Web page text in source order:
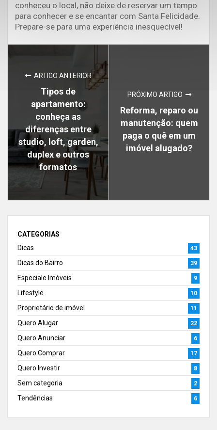
conheceu o local, não deixe de reservar um tempo
para conhecer e se encantar com Santa Felicidade.
Prepare-se para uma experiência inesquecível!
ARTIGO ANTERIOR
Tipos de
apartamento:
conheça as
diferenças entre
studio, loft, garden,
duplex e outros
formatos
PRÓXIMO ARTIGO
Reforma, reparo ou
manutenção: quem
paga o quê em um
imóvel alugado?
CATEGORIAS
Dicas
43
Dicas do Bairro 39
Especiale Imóveis 9
Lifestyle 10
Proprietário de imóvel 11
Quero Alugar 22
Quero Anunciar 6
Quero Comprar 17
Quero Investir 8
Sem categoria 2
Tendências 6